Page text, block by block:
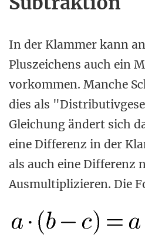
In der Klammer kann
Pluszeichens auch ein
vorkommen. Manche
dies als
Gleichung ändert sich
eine Differenz in der
als auch eine Differenz
Ausmultiplizieren. Die